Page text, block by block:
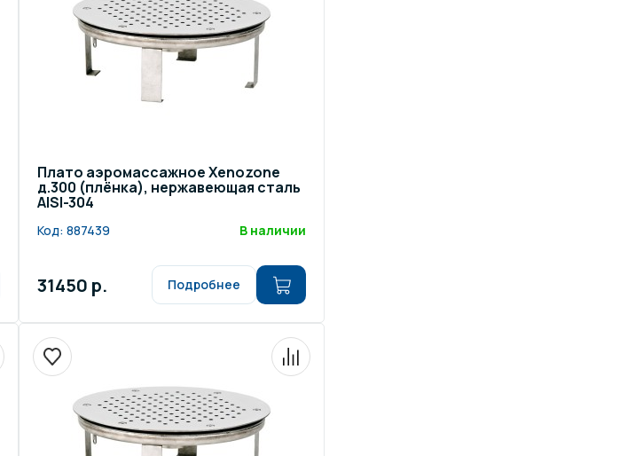
Измерение параметров воды
Строительные материалы
Плато аэромассажное Xenozone
д.300 (плёнка), нержавеющая сталь
AISI-304
Код: 887439 В наличии
31450 р. Подробнее